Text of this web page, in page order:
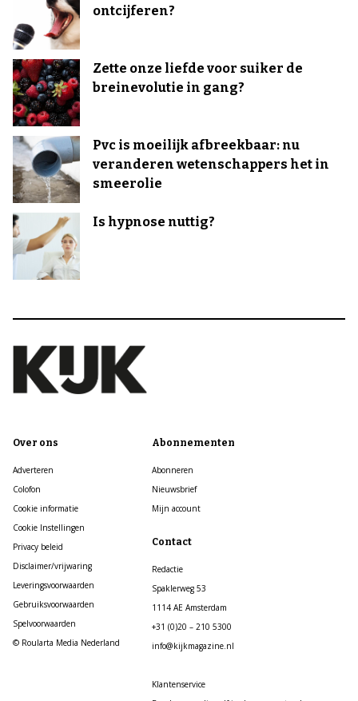
ontcijferen?
Zette onze liefde voor suiker de
breinevolutie in gang?
Pvc is moeilijk afbreekbaar: nu
veranderen wetenschappers het in
smeerolie
Is hypnose nuttig?
Over ons
Adverteren
Colofon
Cookie informatie
Cookie Instellingen
Privacy beleid
Disclaimer/vrijwaring
Leveringsvoorwaarden
Gebruiksvoorwaarden
Spelvoorwaarden
© Roularta Media Nederland
Abonnementen
Abonneren
Nieuwsbrief
Mijn account
Contact
Redactie
Spaklerweg 53
1114 AE Amsterdam
+31 (0)20 – 210 5300
info@kijkmagazine.nl
Klantenservice